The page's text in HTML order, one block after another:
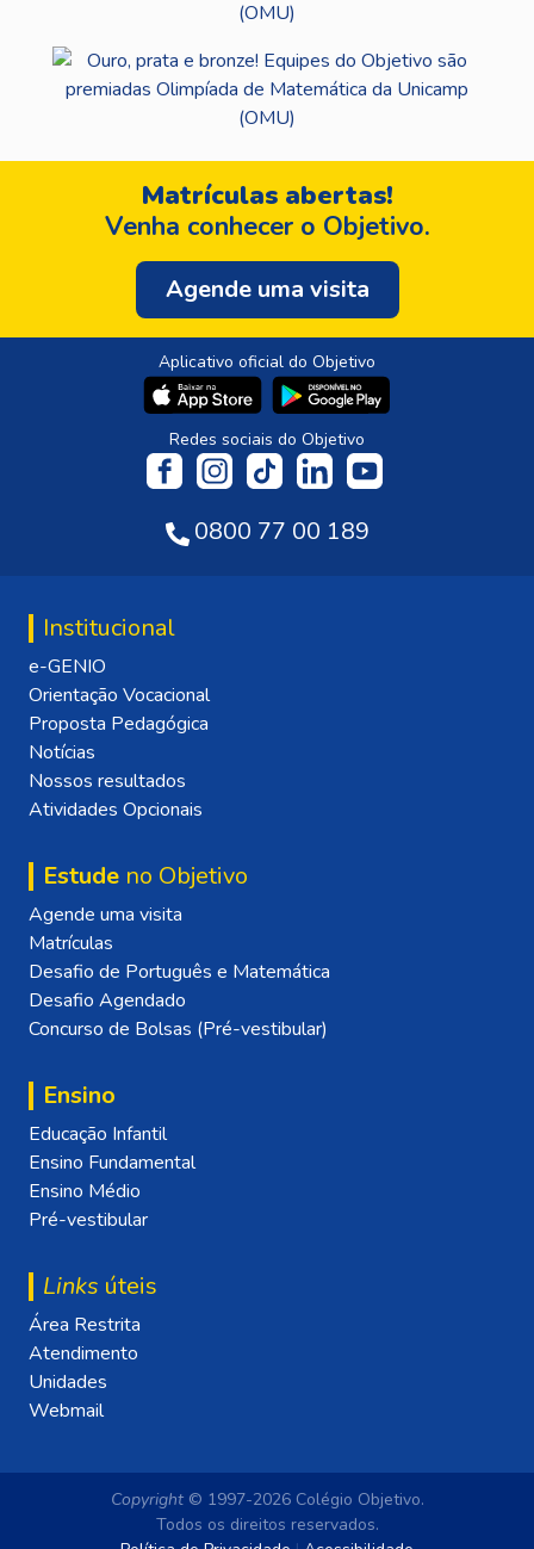
Matrículas abertas!
Venha conhecer o Objetivo.
Agende uma visita
Aplicativo oficial do Objetivo
Redes sociais do Objetivo
0800 77 00 189
Institucional
e-GENIO
Orientação Vocacional
Proposta Pedagógica
Notícias
Nossos resultados
Atividades Opcionais
Estude no Objetivo
Agende uma visita
Matrículas
Desafio de Português e Matemática
Desafio Agendado
Concurso de Bolsas (Pré-vestibular)
Ensino
Educação Infantil
Ensino Fundamental
Ensino Médio
Pré-vestibular
Links úteis
Área Restrita
Atendimento
Unidades
Webmail
Copyright© 1997-2026 Colégio Objetivo.
Todos os direitos reservados.